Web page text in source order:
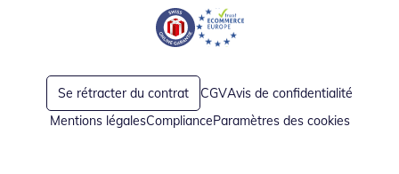
Opent in nieuw venster
Opent in nieuw venster
Se rétracter du contrat CGVAvis de confidentialité
Mentions légalesComplianceParamètres des cookies